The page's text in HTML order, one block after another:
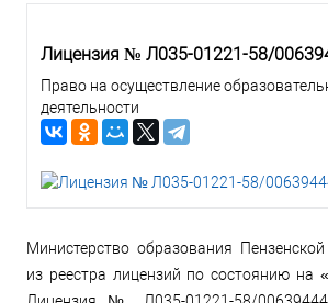
Лицензия № Л035-01221-58/
Право на осуществление
деятельности
Министерство образования
из реестра лицензий по состоянию на